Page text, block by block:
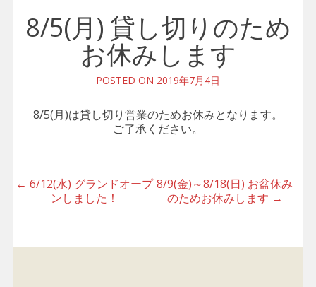
8/5(月) 貸し切りのため
お休みします
POSTED ON 2019年7月4日
8/5(月)は貸し切り営業のためお休みとなります。
ご了承ください。
Post
navigation
← 6/12(水) グランドオープ
ンしました！
8/9(金)～8/18(日) お盆休み
のためお休みします →